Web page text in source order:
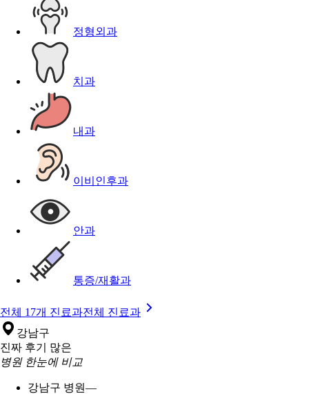
정형외과
치과
내과
이비인후과
안과
통증/재활과
전체 17개 진료과전체 진료과
강남구
진짜 후기 많은
병원 한눈에 비교
강남구 병원—